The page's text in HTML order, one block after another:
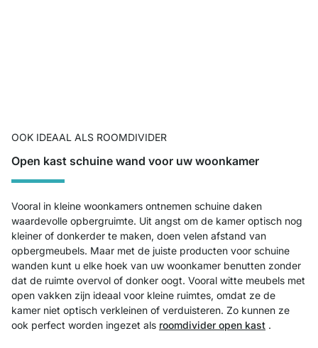
OOK IDEAAL ALS ROOMDIVIDER
Open kast schuine wand voor uw woonkamer
Vooral in kleine woonkamers ontnemen schuine daken
waardevolle opbergruimte. Uit angst om de kamer optisch nog
kleiner of donkerder te maken, doen velen afstand van
opbergmeubels. Maar met de juiste producten voor schuine
wanden kunt u elke hoek van uw woonkamer benutten zonder
dat de ruimte overvol of donker oogt. Vooral witte meubels met
open vakken zijn ideaal voor kleine ruimtes, omdat ze de
kamer niet optisch verkleinen of verduisteren. Zo kunnen ze
ook perfect worden ingezet als roomdivider open kast .